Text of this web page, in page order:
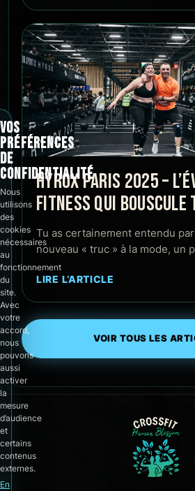
HYROX PARIS 2025 –
FITNESS QUI BOUSCULE
Tu as certainement entendu
nouveau « truc » à la mode, un
LIRE L’ARTICLE
VOIR TOUS LES
VOS
PRÉFÉRENCES
DE
CONFIDENTIALITÉ
Nous
utilisons
des
cookies
nécessaires
au
fonctionnement
du
site.
Avec
votre
accord,
nous
pouvons
aussi
activer
la
mesure
d’audience
et
certains
contenus
externes.
En